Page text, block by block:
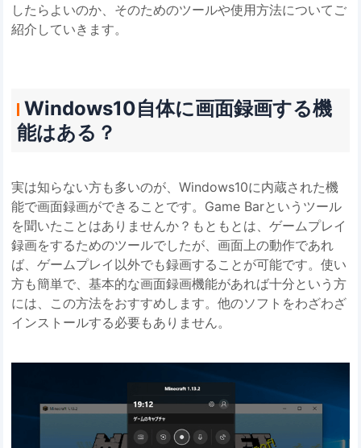
したらよいのか、そのためのツールや使用方法についてご
紹介していきます。
Windows10自体に画面録画する機
能はある？
実は知らない方も多いのが、Windows10に内蔵された機
能で画面録画ができることです。Game Barというツール
を聞いたことはありませんか？もともとは、ゲームプレイ
録画をするためのツールでしたが、画面上の動作であれ
ば、ゲームプレイ以外でも録画することが可能です。使い
方も簡単で、基本的な画面録画機能があれば十分という方
には、この方法をおすすめします。他のソフトをわざわざ
インストールする必要もありません。